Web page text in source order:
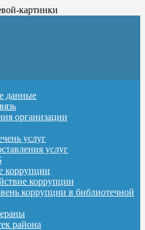
данные
организации
услуг
услуг
коррупции
коррупции
коррупции в библиотечной
района